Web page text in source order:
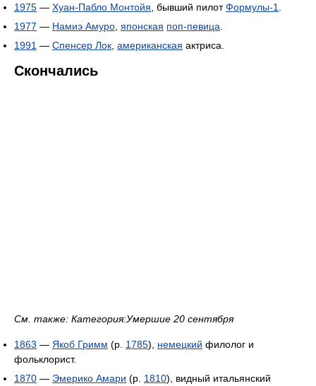
1975 — Хуан-Пабло Монтойя , бывший пилотФормулы-1
1977 — Намиэ Амуро японская поп-певица
1991 — Спенсер Лок американская актриса.
Скончались
См. также: Категория:Умершие 20 сентября
1863 — Якоб Гримм (р. 1785), немецкий филолог и
фольклорист.
1870 — Эмерико Амари (р. 1810), видный итальянский